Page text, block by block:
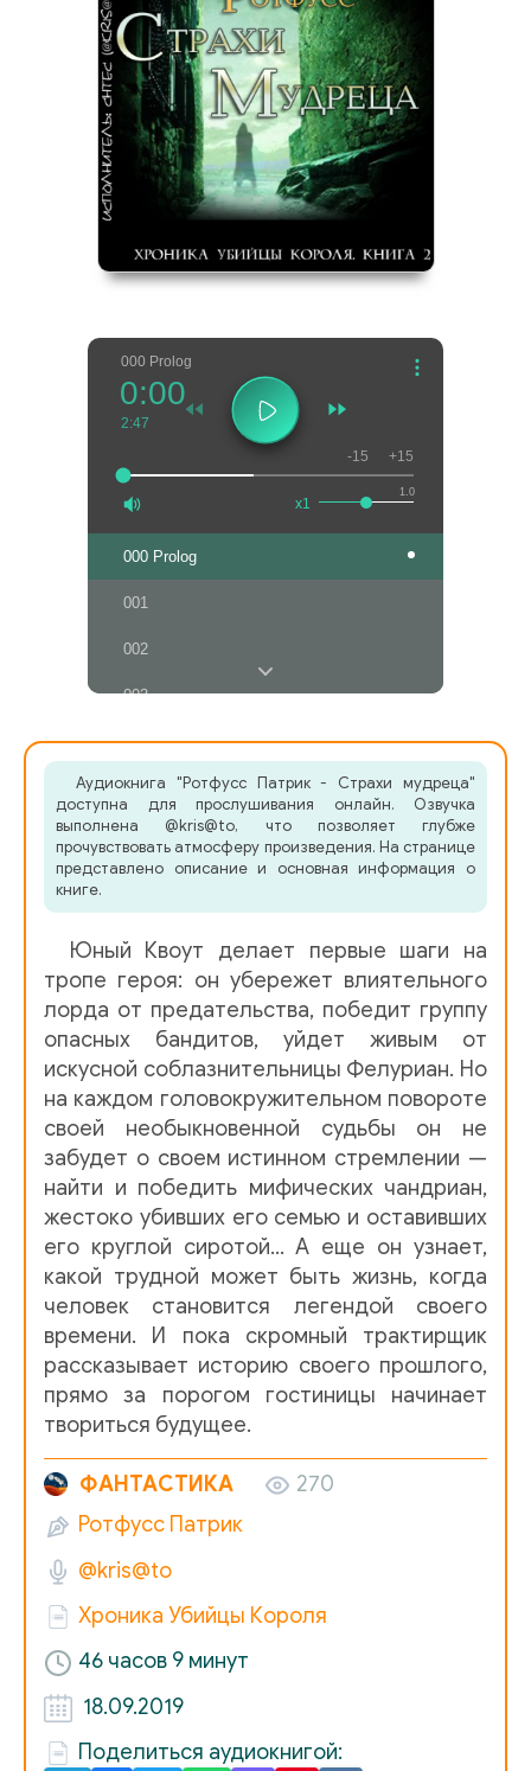
000 Prolog
0:00
2:47
1.0
x1
-15 +15
000 Prolog
001
002
003
004
005
006
007
009
010
011
012
013
015
017
018
019
020
021
022
023
024
025
026
Аудиокнига "Ротфусс Патрик - Страхи мудреца"
доступна для прослушивания онлайн. Озвучка
выполнена @kris@to, что позволяет глубже
прочувствовать атмосферу произведения. На странице
представлено описание и основная информация о
книге.
Юный Квоут делает первые шаги на
тропе героя: он убережет влиятельного
лорда от предательства, победит группу
опасных бандитов, уйдет живым от
искусной соблазнительницы Фелуриан. Но
на каждом головокружительном повороте
своей необыкновенной судьбы он не
забудет о своем истинном стремлении —
найти и победить мифических чандриан,
жестоко убивших его семью и оставивших
его круглой сиротой… А еще он узнает,
какой трудной может быть жизнь, когда
человек становится легендой своего
времени. И пока скромный трактирщик
рассказывает историю своего прошлого,
прямо за порогом гостиницы начинает
твориться будущее.
ФАНТАСТИКА
270
Ротфусс Патрик
@kris@to
Хроника Убийцы Короля
46 часов 9 минут
18.09.2019
Поделиться аудиокнигой: